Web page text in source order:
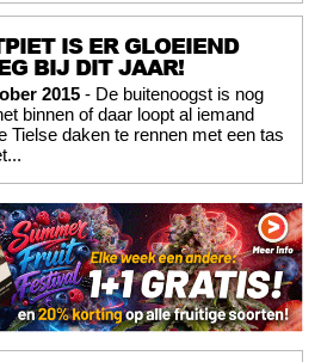
IS ER GLOEIEND
BIJ DIT JAAR!
2015 - De buitenoogst is nog
binnen of daar loopt al iemand
Tielse daken te rennen met een tas